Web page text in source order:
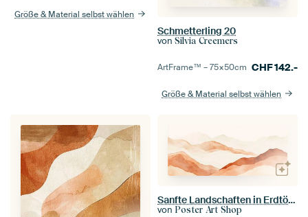
Größe & Material selbst wählen
Schmetterling 20
von Silvia Creemers
ArtFrame™ –75×50cm CHF142.-
Größe & Material selbst wählen
Sanfte Landschaften in Erdtönen
von Poster Art Shop